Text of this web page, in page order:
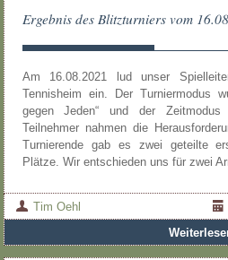
Ergebnis des Blitzturniers vom
Am 16.08.2021 lud unser
Tennisheim ein. Der Turniermodus
gegen Jeden“ und der
Teilnehmer nahmen die
Turnierende gab es zwei geteilte
Plätze. Wir entschieden uns für zwei
Tim Oehl